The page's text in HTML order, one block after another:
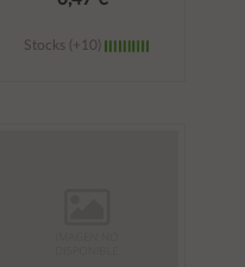
Stocks (+10)